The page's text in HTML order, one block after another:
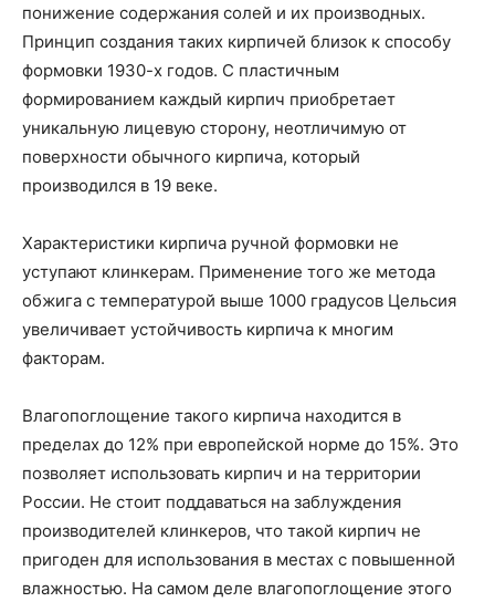
понижение содержания солей и их производных.
Принцип создания таких кирпичей близок к способу
формовки 1930-х годов. С пластичным
формированием каждый кирпич приобретает
уникальную лицевую сторону, неотличимую от
поверхности обычного кирпича, который
производился в 19 веке.
Характеристики кирпича ручной формовки не
уступают клинкерам. Применение того же метода
обжига с температурой выше 1000 градусов Цельсия
увеличивает устойчивость кирпича к многим
факторам.
Влагопоглощение такого кирпича находится в
пределах до 12% при европейской норме до 15%. Это
позволяет использовать кирпич и на территории
России. Не стоит поддаваться на заблуждения
производителей клинкеров, что такой кирпич не
пригоден для использования в местах с повышенной
влажностью. На самом деле влагопоглощение этого